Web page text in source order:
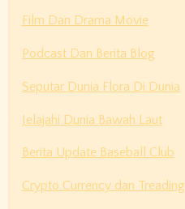
Film Dan Drama Movie
Podcast Dan Berita Blog
Seputar Dunia Flora Di Dunia
Jelajahi Dunia Bawah Laut
Berita Update Baseball Club
Crypto Currency dan Treading